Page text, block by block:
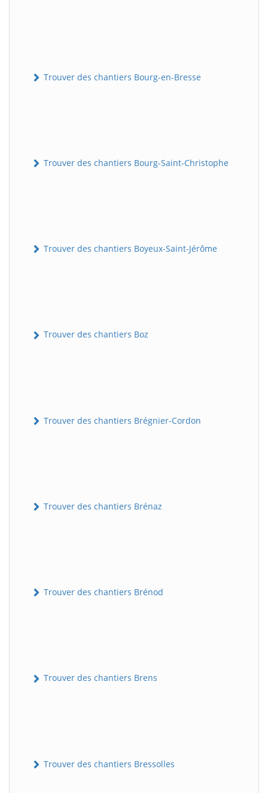
Trouver des chantiers Bourg-en-Bresse
Trouver des chantiers Bourg-Saint-Christophe
Trouver des chantiers Boyeux-Saint-Jérôme
Trouver des chantiers Boz
Trouver des chantiers Brégnier-Cordon
Trouver des chantiers Brénaz
Trouver des chantiers Brénod
Trouver des chantiers Brens
Trouver des chantiers Bressolles